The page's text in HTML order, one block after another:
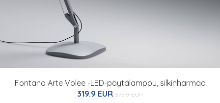
Fontana Arte Volee -LED-pöytälamppu, silkinharmaa
319.9 EUR 375.9 EUR